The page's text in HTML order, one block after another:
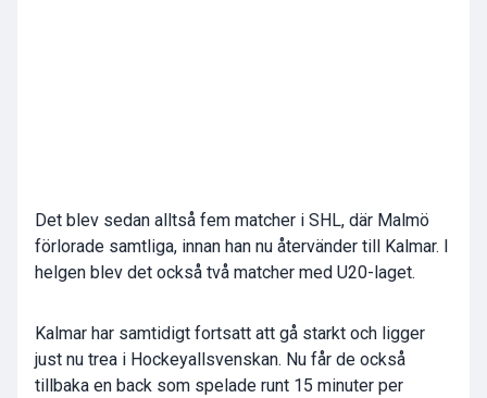
Det blev sedan alltså fem matcher i SHL, där Malmö
förlorade samtliga, innan han nu återvänder till Kalmar. I
helgen blev det också två matcher med U20-laget.
Kalmar har samtidigt fortsatt att gå starkt och ligger
just nu trea i Hockeyallsvenskan. Nu får de också
tillbaka en back som spelade runt 15 minuter per